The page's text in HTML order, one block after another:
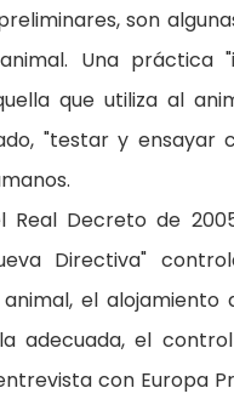
son
Una práctica
que utiliza al
"testar y ensayar
Decreto de
Directiva"
el
adecuada, el
con Europa